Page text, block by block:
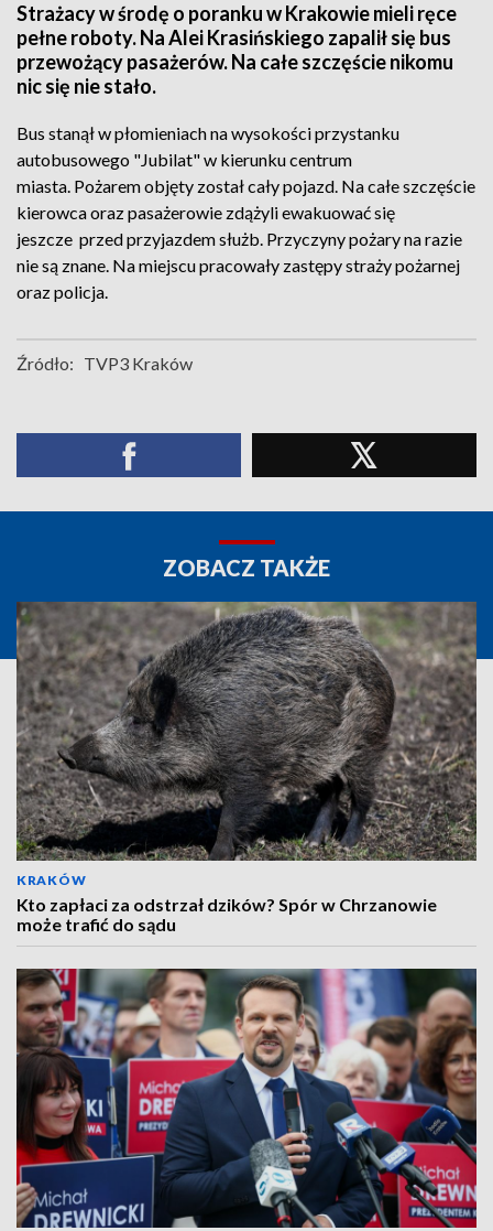
Strażacy w środę o poranku w Krakowie mieli ręce
pełne roboty. Na Alei Krasińskiego zapalił się bus
przewożący pasażerów. Na całe szczęście nikomu
nic się nie stało.
Bus stanął w płomieniach na wysokości przystanku
autobusowego "Jubilat" w kierunku centrum
miasta. Pożarem objęty został cały pojazd. Na całe szczęście
kierowca oraz pasażerowie zdążyli ewakuować się
jeszcze przed przyjazdem służb. Przyczyny pożary na razie
nie są znane. Na miejscu pracowały zastępy straży pożarnej
oraz policja.
Źródło: TVP3 Kraków
ZOBACZ TAKŻE
KRAKÓW
Kto zapłaci za odstrzał dzików? Spór w Chrzanowie
może trafić do sądu